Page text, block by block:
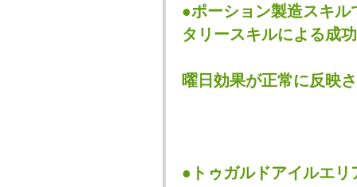
●ポーション製造スキ
タリースキルによる成
曜日効果が正常に反映
●トゥガルドアイルエ